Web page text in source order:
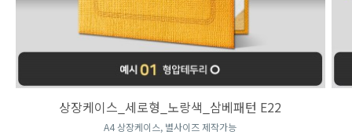
상장케이스_세로형_노랑색_삼베패턴 E22
A4 상장케이스, 별사이즈 제작가능